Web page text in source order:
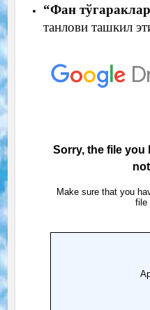
“Фан
танлови ташкил